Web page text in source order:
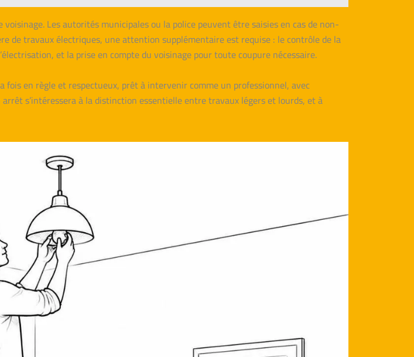
Les autorités municipales ou la police peuvent être saisies en cas de non-
de travaux électriques, une attention supplémentaire est requise : le contrôle de la
et la prise en compte du voisinage pour toute coupure nécessaire.
fois en règle et respectueux, prêt à intervenir comme un professionnel, avec
s’intéressera à la distinction essentielle entre travaux légers et lourds, et à